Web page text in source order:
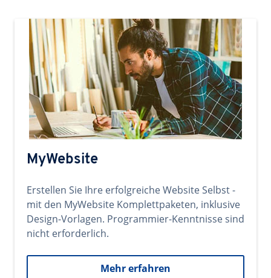
MyWebsite
Erstellen Sie Ihre erfolgreiche Website Selbst -
mit den MyWebsite Komplettpaketen, inklusive
Design-Vorlagen. Programmier-Kenntnisse sind
nicht erforderlich.
Mehr erfahren